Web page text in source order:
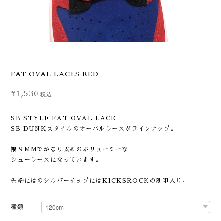
FAT OVAL LACES RED
¥1,530 税込
SB STYLE FAT OVAL LACE
SB DUNKスタイルのオーバルレースがラインナップ。
幅９MMでかなり太めのボリューミーな
シューレースになっています。
先端にはのシルバーチップにはKICKSROCKの刻印入り。
種類